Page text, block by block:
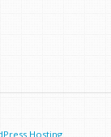
Hosting